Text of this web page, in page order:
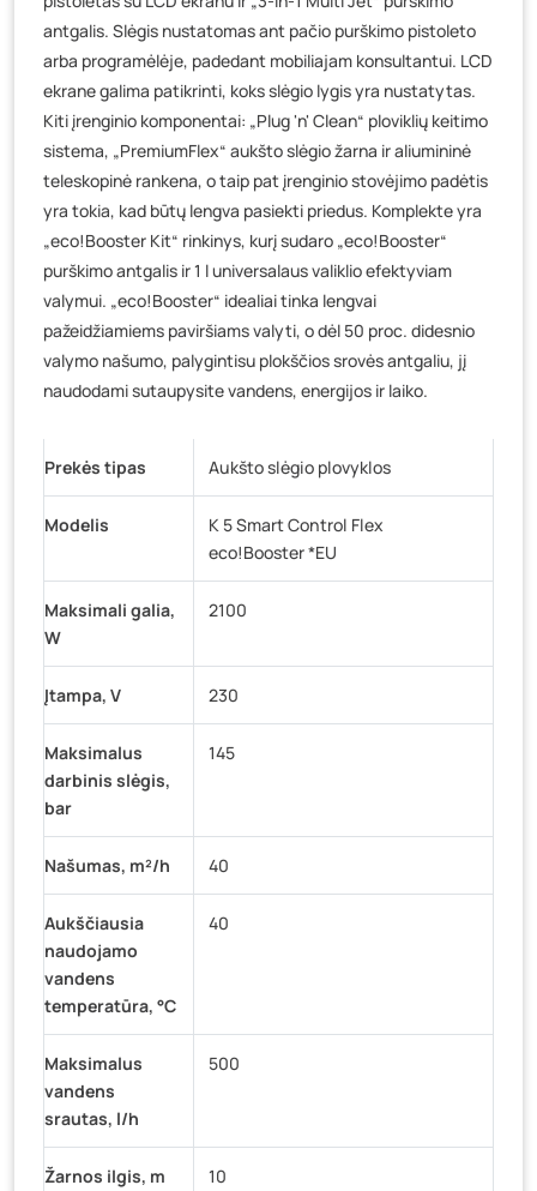
antgalis. Slėgis nustatomas ant pačio purškimo pistoleto
arba programėlėje, padedant mobiliajam konsultantui. LCD
ekrane galima patikrinti, koks slėgio lygis yra nustatytas.
Kiti įrenginio komponentai: „Plug 'n' Clean“ ploviklių keitimo
sistema, „PremiumFlex“ aukšto slėgio žarna ir aliumininė
teleskopinė rankena, o taip pat įrenginio stovėjimo padėtis
yra tokia, kad būtų lengva pasiekti priedus. Komplekte yra
„eco!Booster Kit“ rinkinys, kurį sudaro „eco!Booster“
purškimo antgalis ir 1 l universalaus valiklio efektyviam
valymui. „eco!Booster“ idealiai tinka lengvai
pažeidžiamiems paviršiams valyti, o dėl 50 proc. didesnio
valymo našumo, palygintisu plokščios srovės antgaliu, jį
naudodami sutaupysite vandens, energijos ir laiko.
Prekės tipas Aukšto slėgio plovyklos
Modelis
K 5 Smart Control Flex
eco!Booster *EU
Maksimali galia,
W
2100
Įtampa, V 230
Maksimalus
darbinis slėgis,
bar
145
Našumas, m²/h 40
Aukščiausia
naudojamo
vandens
temperatūra, °C
40
Maksimalus
vandens
srautas, l/h
500
Žarnos ilgis, m 10